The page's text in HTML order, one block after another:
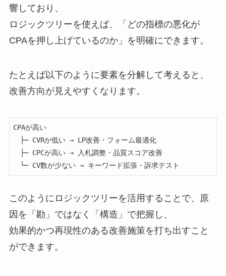
響しており、
ロジックツリーを使えば、「どの指標の悪化が
CPAを押し上げているのか」を明確にできます。
たとえば以下のように要素を分解して考えると、
改善方向が見えやすくなります。
CPAが高い
├─ CVRが低い → LP改善・フォーム最適化
├─ CPCが高い → 入札調整・品質スコア改善
このようにロジックツリーを活用することで、原
因を「勘」ではなく「構造」で把握し、
効果的かつ再現性のある改善施策を打ち出すこと
ができます。